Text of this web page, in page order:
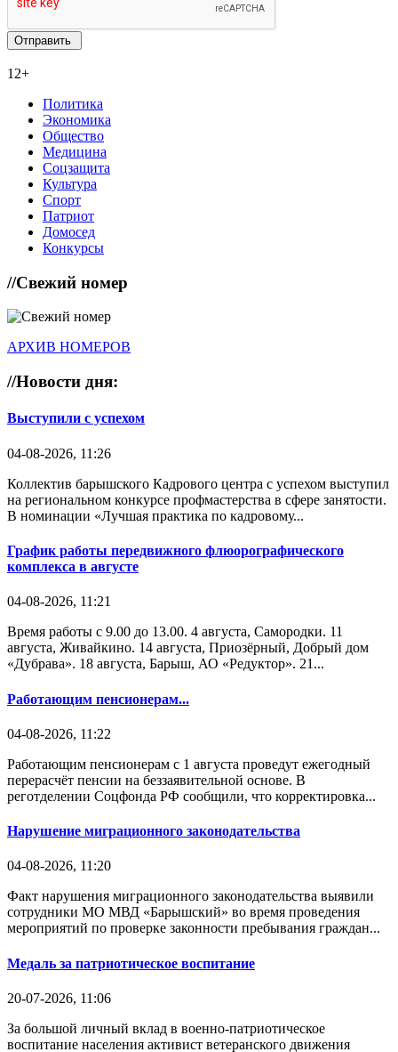
12+
Политика
Экономика
Общество
Медицина
Соцзащита
Культура
Спорт
Патриот
Домосед
Конкурсы
//Свежий номер
АРХИВ НОМЕРОВ
//Новости дня:
Выступили с успехом
04-08-2026, 11:26
Коллектив барышского Кадрового центра с успехом выступил
на региональном конкурсе профмастерства в сфере занятости.
В номинации «Лучшая практика по кадровому...
График работы передвижного флюорографического
комплекса в августе
04-08-2026, 11:21
Время работы с 9.00 до 13.00. 4 августа, Самородки. 11
августа, Живайкино. 14 августа, Приозёрный, Добрый дом
«Дубрава». 18 августа, Барыш, АО «Редуктор». 21...
Работающим пенсионерам...
04-08-2026, 11:22
Работающим пенсионерам с 1 августа проведут ежегодный
перерасчёт пенсии на беззаявительной основе. В
реготделении Соцфонда РФ сообщили, что корректировка...
Нарушение миграционного законодательства
04-08-2026, 11:20
Факт нарушения миграционного законодательства выявили
сотрудники МО МВД «Барышский» во время проведения
мероприятий по проверке законности пребывания граждан...
Медаль за патриотическое воспитание
20-07-2026, 11:06
За большой личный вклад в военно-патриотическое
воспитание населения активист ветеранского движения